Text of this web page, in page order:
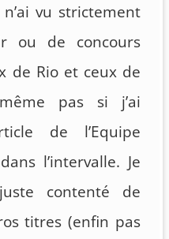
vu strictement
ou de concours
de Rio et ceux de
pas si j’ai
de l’Equipe
l’intervalle. Je
contenté de
titres (enfin pas